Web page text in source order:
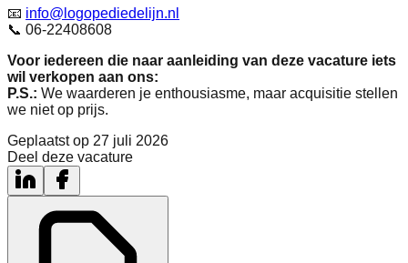
📧 info@logopediedelijn.nl
📞 06-22408608
Voor iedereen die naar aanleiding van deze vacature iets
wil verkopen aan ons:
P.S.: We waarderen je enthousiasme, maar acquisitie stellen
we niet op prijs.
Geplaatst op 27 juli 2026
Deel deze vacature